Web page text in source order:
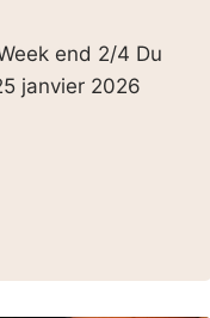
end 2/4 Du
janvier 2026